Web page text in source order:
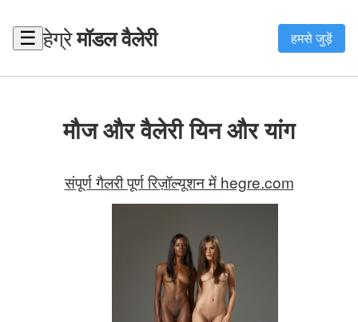
☰ हेग्रेमॉडल वैलेरी हमसे जुड़ें
मौज और वैलेरी यिन और यांग
संपूर्ण गैलरी पूर्ण रिज़ॉल्यूशन में hegre.com